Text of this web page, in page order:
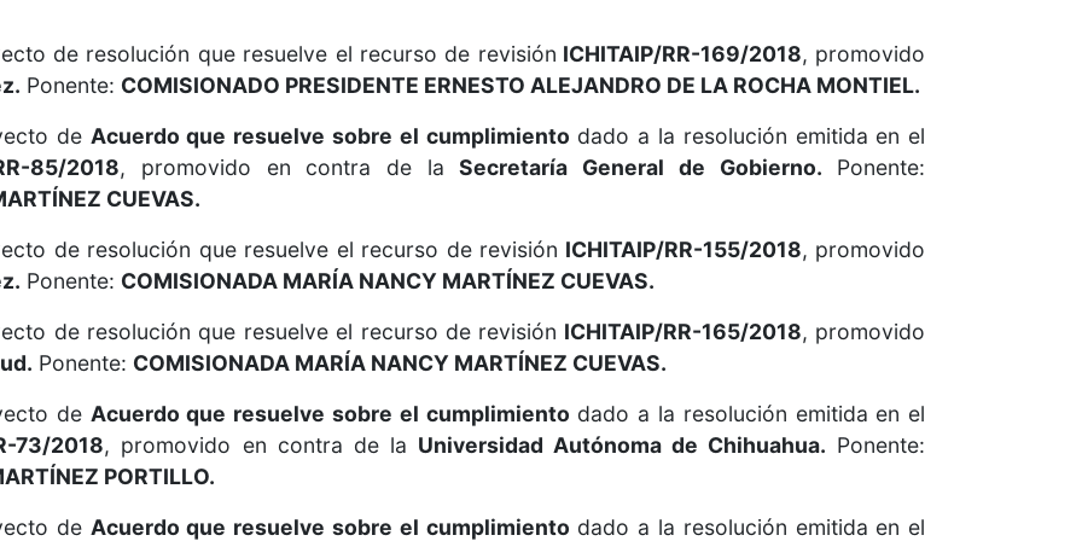
de resolución que resuelve el recurso de revisión ICHITAIP/RR-169/2018, promovido
Ponente: COMISIONADO PRESIDENTE ERNESTO ALEJANDRO DE LA ROCHA MONTIEL.
de Acuerdo que resuelve sobre el cumplimiento dado a la resolución emitida en el
85/2018, promovido en contra de laSecretaría General de Gobierno. Ponente:
CUEVAS.
de resolución que resuelve el recurso de revisión ICHITAIP/RR-155/2018, promovido
Ponente: COMISIONADA MARÍA NANCY MARTÍNEZ CUEVAS.
de resolución que resuelve el recurso de revisión ICHITAIP/RR-165/2018, promovido
Ponente: COMISIONADA MARÍA NANCY MARTÍNEZ CUEVAS.
de Acuerdo que resuelve sobre el cumplimiento dado a la resolución emitida en el
73/2018, promovido en contra de la Universidad Autónoma de Chihuahua. Ponente:
PORTILLO.
de Acuerdo que resuelve sobre el cumplimiento dado a la resolución emitida en el